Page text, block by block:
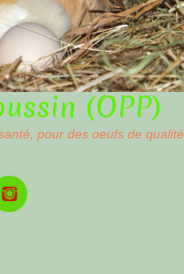
(OPP)
pour des oeufs de qualité